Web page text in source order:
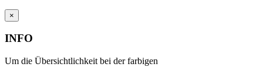
×
INFO
Um die Übersichtlichkeit bei der farbigen